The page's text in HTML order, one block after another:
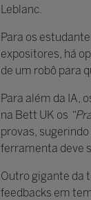
Leblanc.
Para os
expositores, há
de um robô para
Para além da IA,
na Bett UK os
provas,
ferramenta deve
Outro gigante da
feedbacks em